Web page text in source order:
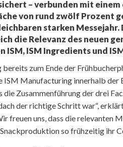
– verbunden mit
von rund zwölf Prozent
starken Messejahr.
die Relevanz des neuen
ISM Ingredients und
bereits zum Ende der
ISM Manufacturing innerhalb der
Zusammenführung der drei
der richtige Schritt war“,
freuen uns, dass die relevanten
so frühzeitig ihr